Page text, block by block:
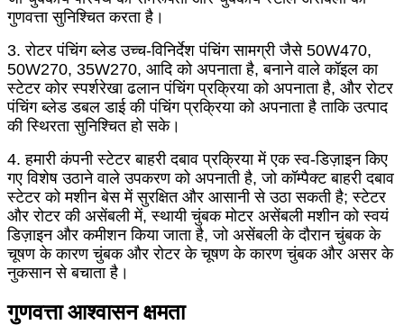
गुणवत्ता सुनिश्चित करता है।
3. रोटर पंचिंग ब्लेड उच्च-विनिर्देश पंचिंग सामग्री जैसे 50W470,
50W270, 35W270, आदि को अपनाता है, बनाने वाले कॉइल का
स्टेटर कोर स्पर्शरेखा ढलान पंचिंग प्रक्रिया को अपनाता है, और रोटर
पंचिंग ब्लेड डबल डाई की पंचिंग प्रक्रिया को अपनाता है ताकि उत्पाद
की स्थिरता सुनिश्चित हो सके।
4. हमारी कंपनी स्टेटर बाहरी दबाव प्रक्रिया में एक स्व-डिज़ाइन किए
गए विशेष उठाने वाले उपकरण को अपनाती है, जो कॉम्पैक्ट बाहरी दबाव
स्टेटर को मशीन बेस में सुरक्षित और आसानी से उठा सकती है; स्टेटर
और रोटर की असेंबली में, स्थायी चुंबक मोटर असेंबली मशीन को स्वयं
डिज़ाइन और कमीशन किया जाता है, जो असेंबली के दौरान चुंबक के
चूषण के कारण चुंबक और रोटर के चूषण के कारण चुंबक और असर के
नुकसान से बचाता है।
गुणवत्ता आश्वासन क्षमता